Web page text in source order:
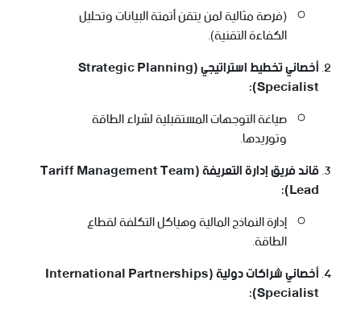
(فرصة مثالية لمن يتقن أتمتة البيانات وتحليل
الكفاءة التقنية).
أخصائي تخطيط استراتيجي (Strategic Planning
Specialist):
صياغة التوجهات المستقبلية لشراء الطاقة
وتوريدها.
قائد فريق إدارة التعريفة (Tariff Management Team
Lead):
إدارة النماذج المالية وهياكل التكلفة لقطاع
الطاقة.
أخصائي شراكات دولية (International Partnerships
Specialist):